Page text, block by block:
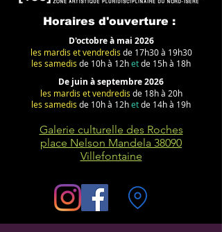
Horaires d'ouverture :
D'octobre à mai 2026
les mardis et vendredis de 17h30 à 19h30
les samedis de 10h à 12hetde 15h à 18h
De juin à septembre 2026
les mardis et vendredis de 18h à 20h
les samedis de 10h à 12hetde 14h à 19h
Galerie culturelle des Roches
place Nelson Mandela 38090
Villefontaine